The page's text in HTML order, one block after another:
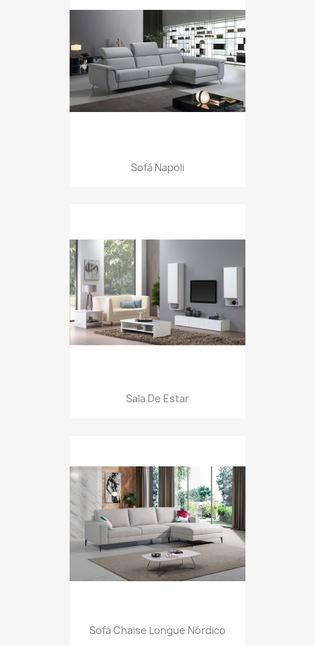
Sofá Napoli
Sala De Estar
Sofá Chaise Longue Nórdico